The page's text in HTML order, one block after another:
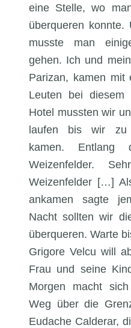
eine Stelle, wo
überqueren
musste man
gehen. Ich und
Parizan, kamen mit
Leuten bei
Hotel mussten wir
laufen bis wir zu
kamen. Entlang
Weizenfelder.
Weizenfelder […]
ankamen sagte
Nacht sollten wir
überqueren. Warte
Grigore Velcu will
Frau und seine
Morgen macht
Weg über die
Eudache Calderar,